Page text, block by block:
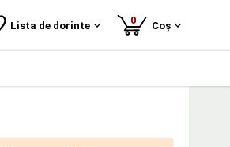
Lista de dorinte 0produse
Coș